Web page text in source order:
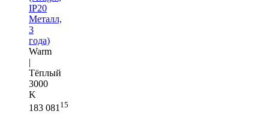
IP20
Металл,
3
года)
Warm
|
Тёплый
3000
K
183 081 15